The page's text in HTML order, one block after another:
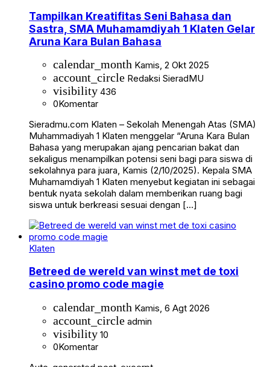
Tampilkan Kreatifitas Seni Bahasa dan
Sastra, SMA Muhamamdiyah 1 Klaten Gelar
Aruna Kara Bulan Bahasa
calendar_month Kamis, 2 Okt 2025
account_circle Redaksi SieradMU
visibility 436
0Komentar
Sieradmu.com Klaten – Sekolah Menengah Atas (SMA)
Muhammadiyah 1 Klaten menggelar “Aruna Kara Bulan
Bahasa yang merupakan ajang pencarian bakat dan
sekaligus menampilkan potensi seni bagi para siswa di
sekolahnya para juara, Kamis (2/10/2025). Kepala SMA
Muhamamdiyah 1 Klaten menyebut kegiatan ini sebagai
bentuk nyata sekolah dalam memberikan ruang bagi
siswa untuk berkreasi sesuai dengan […]
Klaten
Betreed de wereld van winst met de toxi
casino promo code magie
calendar_month Kamis, 6 Agt 2026
account_circle admin
visibility 10
0Komentar